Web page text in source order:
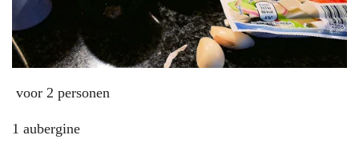
voor 2 personen
1 aubergine